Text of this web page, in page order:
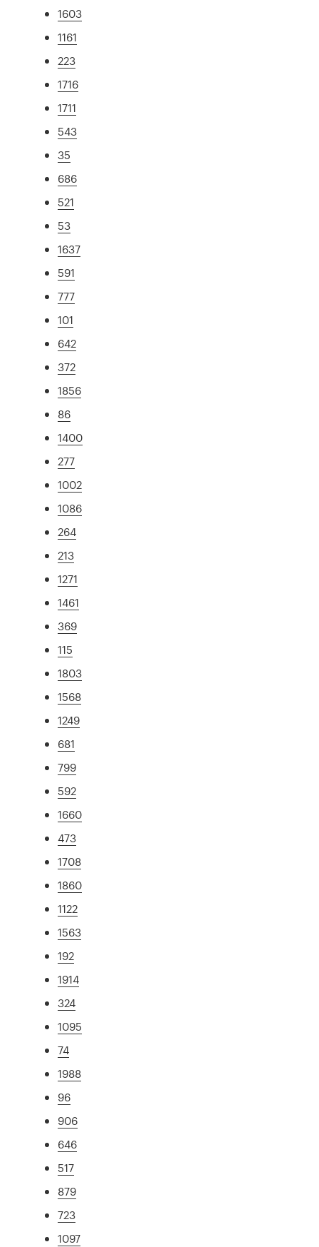
1603
1161
223
1716
1711
543
35
686
521
53
1637
591
777
101
642
372
1856
86
1400
277
1002
1086
264
213
1271
1461
369
115
1803
1568
1249
681
799
592
1660
473
1708
1860
1122
1563
192
1914
324
1095
74
1988
96
906
646
517
879
723
1097